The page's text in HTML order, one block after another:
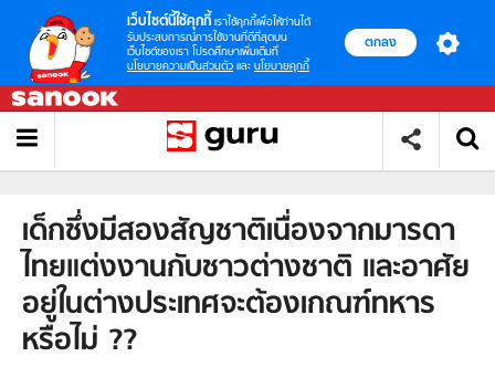
เว็บไซต์นี้ใช้คุกกี้ เราใช้คุกกี้เพื่อให้ท่านได้
รับประสบการณ์การใช้งานที่ดีที่สุดบน
เว็บไซต์ของเรา โปรดศึกษาเพิ่มเติมที่
นโยบายความเป็นส่วนตัว และ นโยบายคุกกี้
ตกลง
เด็กซึ่งมีสองสัญชาติเนื่องจากมารดา
ไทยแต่งงานกับชาวต่างชาติ และอาศัย
อยู่ในต่างประเทศจะต้องเกณฑ์ทหาร
หรือไม่ ??